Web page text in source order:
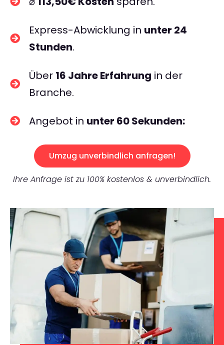
Express-Abwicklung in unter 24
Stunden.
Über 16 Jahre Erfahrung in der
Branche.
Angebot in unter 60 Sekunden:
Umzug unverbindlich anfragen!
Ihre Anfrage ist zu 100% kostenlos & unverbindlich.